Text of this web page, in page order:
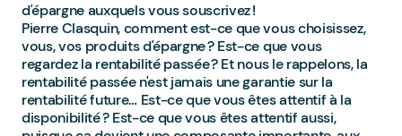
d'épargne auxquels vous souscrivez !
Pierre Clasquin, comment est-ce que vous choisissez,
vous, vos produits d'épargne ? Est-ce que vous
regardez la rentabilité passée ? Et nous le rappelons, la
rentabilité passée n'est jamais une garantie sur la
rentabilité future… Est-ce que vous êtes attentif à la
disponibilité ? Est-ce que vous êtes attentif aussi,